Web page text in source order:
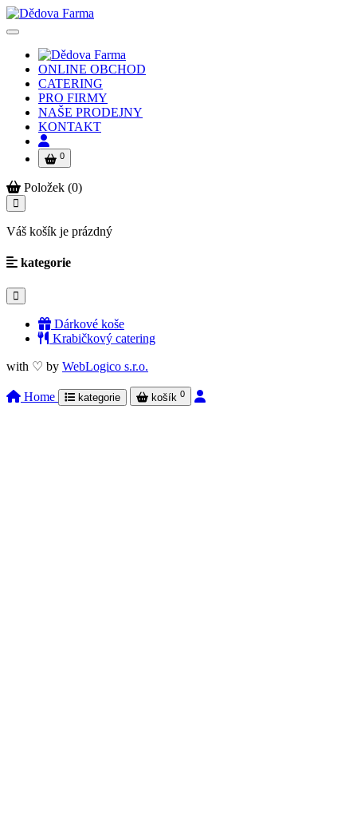
ONLINE OBCHOD
CATERING
PRO FIRMY
NAŠE PRODEJNY
KONTAKT
0
Položek (0)
Váš košík je prázdný
kategorie
Dárkové koše
Krabičkový catering
with ♡ by WebLogico s.r.o.
Home kategorie košík 0